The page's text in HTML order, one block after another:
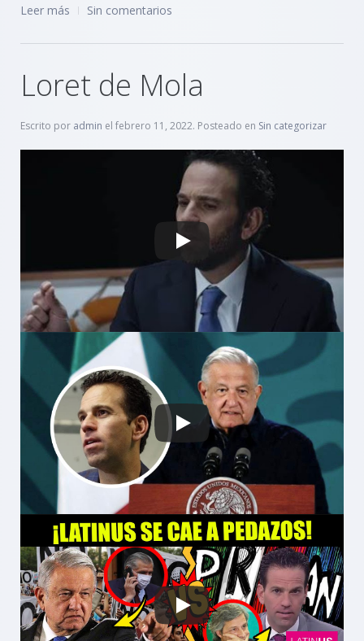
Leer más Sin comentarios
Loret de Mola
Escrito por admin el febrero 11, 2022. Posteado en Sin categorizar